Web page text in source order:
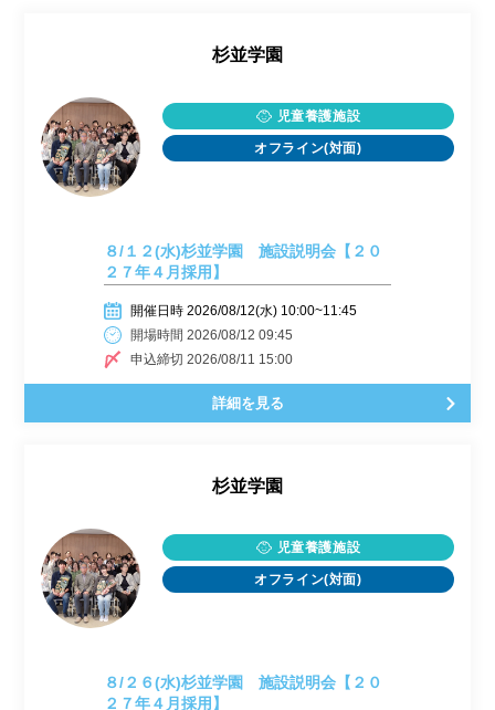
杉並学園
児童養護施設
オフライン(対面)
８/１２(水)杉並学園 施設説明会【２０
２７年４月採用】
開催日時 2026/08/12(水) 10:00~11:45
開場時間 2026/08/12 09:45
申込締切 2026/08/11 15:00
詳細を見る
杉並学園
児童養護施設
オフライン(対面)
８/２６(水)杉並学園 施設説明会【２０
２７年４月採用】